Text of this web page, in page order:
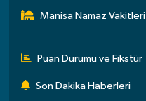
Manisa Namaz Vakitleri
Puan Durumu ve Fikstür
Son Dakika Haberleri